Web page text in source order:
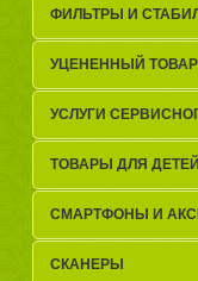
ФИЛЬТРЫ И
УЦЕНЕННЫЙ ТОВАР
УСЛУГИ
ТОВАРЫ ДЛЯ ДЕТЕЙ
СМАРТФОНЫ И
СКАНЕРЫ